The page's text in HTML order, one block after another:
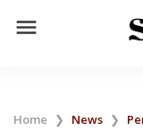
menu
Home ❯ News ❯